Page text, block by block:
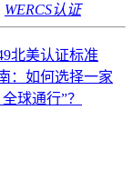
WERCS认证
北美认证标准
：如何选择一家
球通行”？